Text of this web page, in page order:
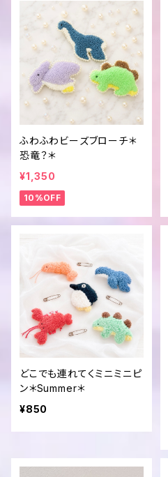
ふわふわビーズブローチ＊
恐竜？＊
¥1,350
10%OFF
どこでも連れてくミニミニピ
ン＊Summer＊
¥850